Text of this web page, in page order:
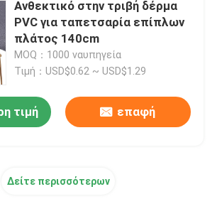
Ανθεκτικό στην τριβή δέρμα
PVC για ταπετσαρία επίπλων
πλάτος 140cm
MOQ：1000 ναυπηγεία
Τιμή：USD$0.62 ~ USD$1.29
τιμή επαφή
Δείτε περισσότερων